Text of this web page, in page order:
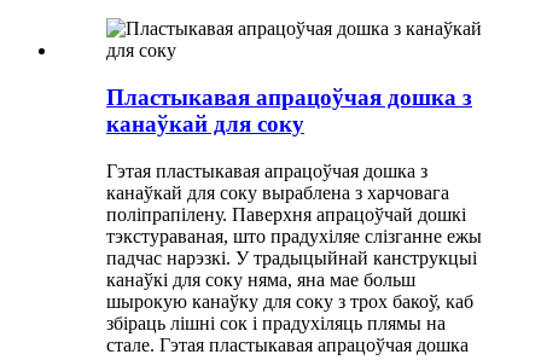
Пластыкавая апрацоўчая дошка з
канаўкай для соку
Гэтая пластыкавая апрацоўчая дошка з
канаўкай для соку выраблена з харчовага
поліпрапілену. Паверхня апрацоўчай дошкі
тэкстураваная, што прадухіляе слізганне ежы
падчас нарэзкі. У традыцыйнай канструкцыі
канаўкі для соку няма, яна мае больш
шырокую канаўку для соку з трох бакоў, каб
збіраць лішні сок і прадухіляць плямы на
стале. Гэтая пластыкавая апрацоўчая дошка